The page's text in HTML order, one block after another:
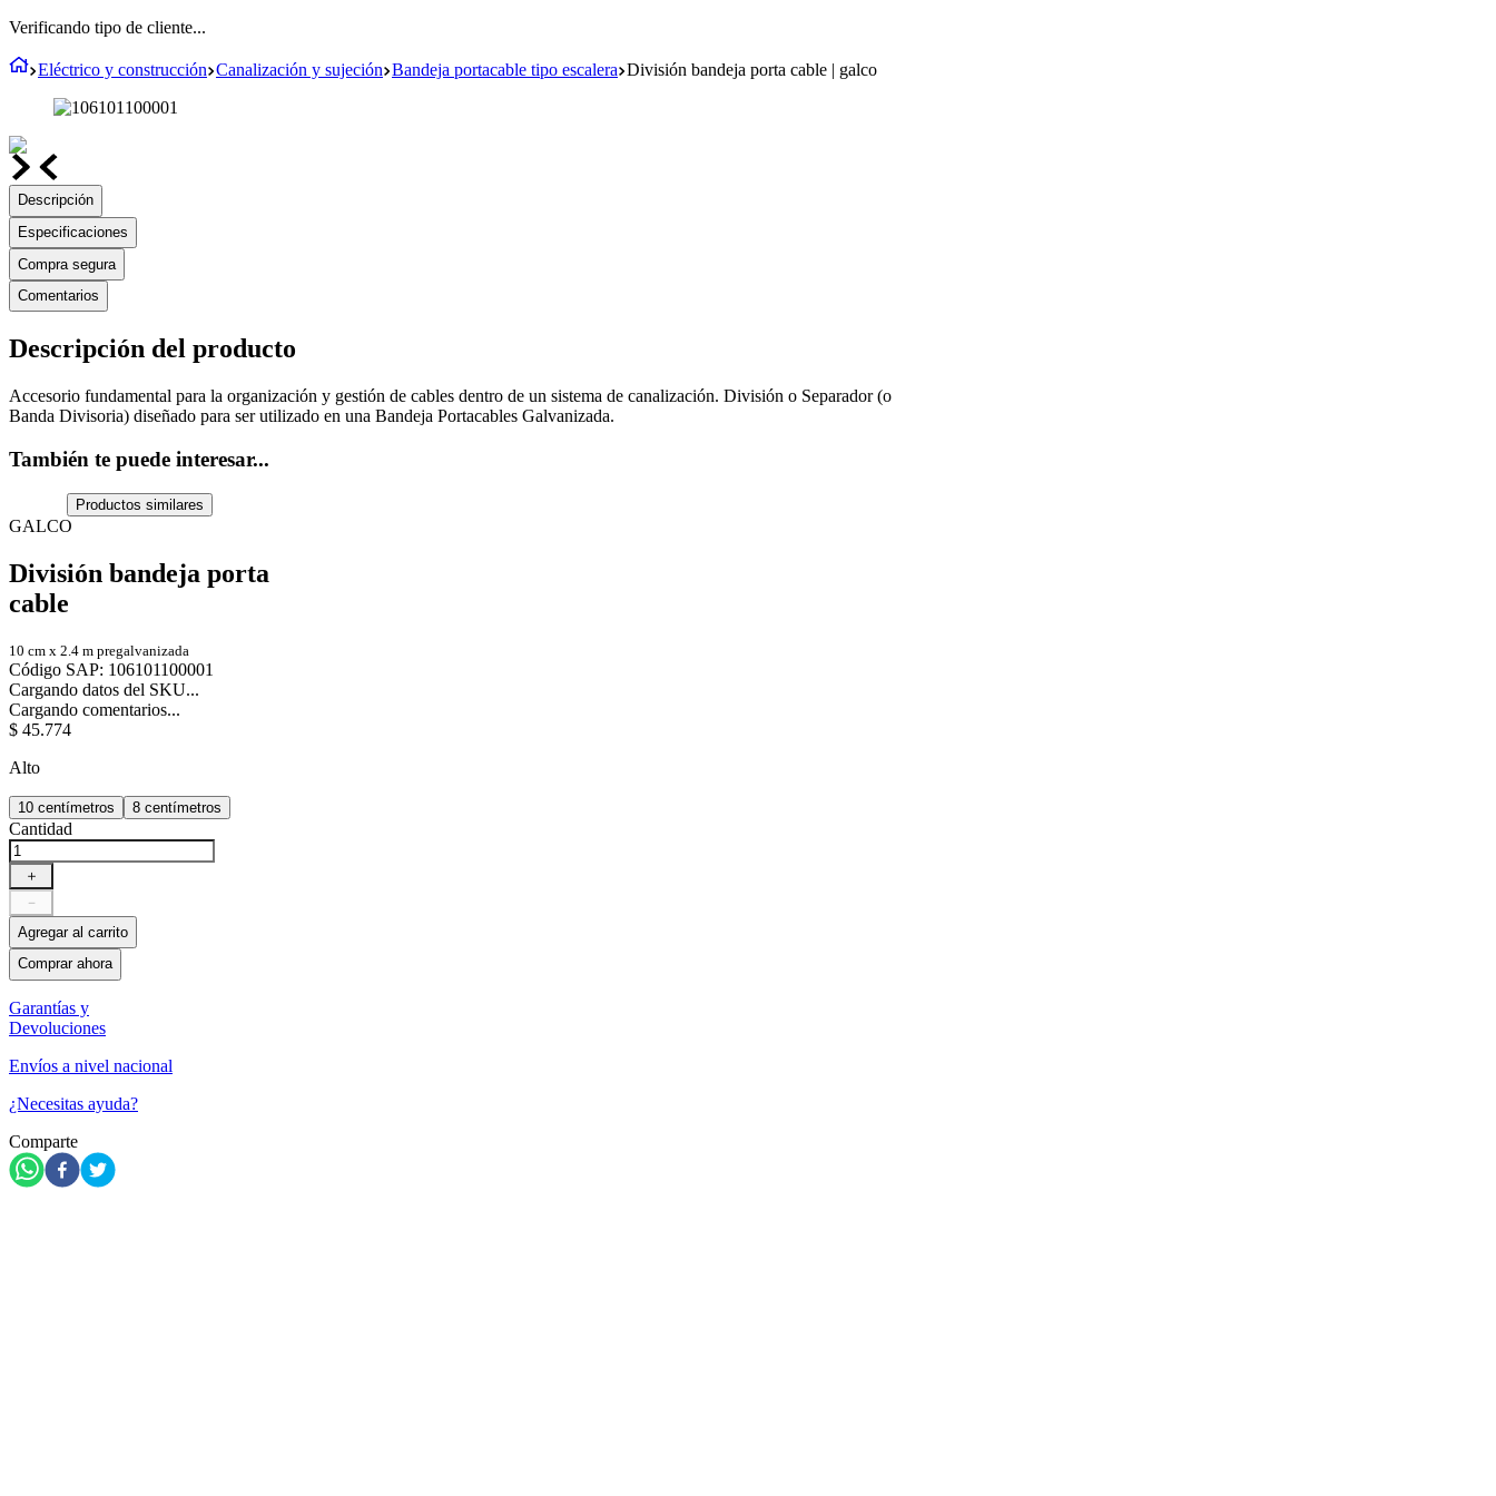
Verificando tipo de cliente...
Eléctrico y construcción Canalización y sujeción Bandeja portacable tipo escalera División bandeja porta cable | galco
Descripción
Especificaciones
Compra segura
Comentarios
Descripción del producto
Accesorio fundamental para la organización y gestión de cables dentro de un sistema de canalización. División o Separador (o
Banda Divisoria) diseñado para ser utilizado en una Bandeja Portacables Galvanizada.
También te puede interesar...
Productos similares
GALCO
División bandeja porta
cable
10 cm x 2.4 m pregalvanizada
Código SAP: 106101100001
Cargando datos del SKU...
Cargando comentarios...
$ 45.774
Alto
10 centímetros 8 centímetros
Cantidad
＋
－
Agregar al carrito
Comprar ahora
Garantías y
Devoluciones
Envíos a nivel nacional
¿Necesitas ayuda?
Comparte